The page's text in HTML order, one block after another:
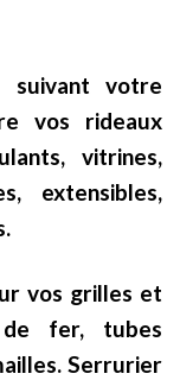
suivant votre
vos rideaux
vitrines,
extensibles,
vos grilles et
de fer, tubes
Serrurier